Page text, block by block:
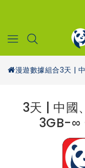
漫遊數據組合
3天 | 中國
3GB-∞